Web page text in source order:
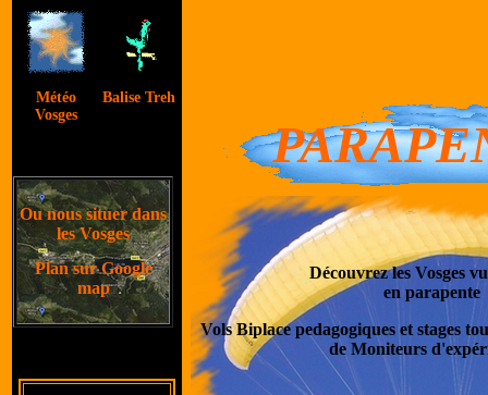
Météo
Vosges
Balise Treh
Ou nous situer dans
les Vosges
Plan sur Google
map
Découvrez les Vosges
en parapente
Vols Biplace pedagogiques et stages
de Moniteurs